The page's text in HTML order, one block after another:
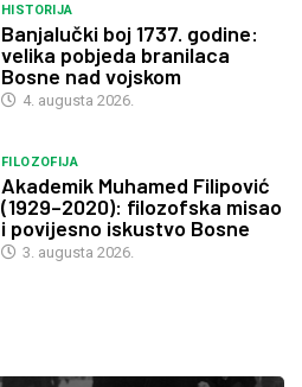
HISTORIJA
Banjalučki boj 1737. godine:
velika pobjeda branilaca
Bosne nad vojskom
4. augusta 2026.
FILOZOFIJA
Akademik Muhamed Filipović
(1929–2020): filozofska misao
i povijesno iskustvo Bosne
3. augusta 2026.